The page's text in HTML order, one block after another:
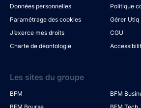
Données personnelles
Politique
Paramétrage des cookies
Gérer Utiq
J’exerce mes droits
CGU
Charte de déontologie
Les sites du groupe
BFM
BFM